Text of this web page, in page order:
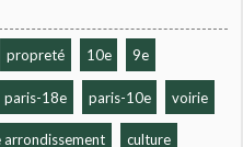
propreté 10e 9e
paris-18e paris-10e voirie
arrondissement culture